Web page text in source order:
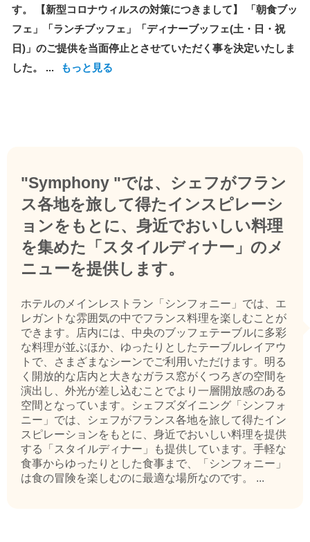
す。 【新型コロナウィルスの対策につきまして】 「朝食ブッ
フェ」「ランチブッフェ」「ディナーブッフェ(土・日・祝
日)」のご提供を当面停止とさせていただく事を決定いたしま
した。 ...
もっと見る
"Symphony "では、シェフがフラン
ス各地を旅して得たインスピレーシ
ョンをもとに、身近でおいしい料理
を集めた「スタイルディナー」のメ
ニューを提供します。
ホテルのメインレストラン「シンフォニー」では、エ
レガントな雰囲気の中でフランス料理を楽しむことが
できます。店内には、中央のブッフェテーブルに多彩
な料理が並ぶほか、ゆったりとしたテーブルレイアウ
トで、さまざまなシーンでご利用いただけます。明る
く開放的な店内と大きなガラス窓がくつろぎの空間を
演出し、外光が差し込むことでより一層開放感のある
空間となっています。シェフズダイニング「シンフォ
ニー」では、シェフがフランス各地を旅して得たイン
スピレーションをもとに、身近でおいしい料理を提供
する「スタイルディナー」も提供しています。手軽な
食事からゆったりとした食事まで、「シンフォニー」
は食の冒険を楽しむのに最適な場所なのです。 ...